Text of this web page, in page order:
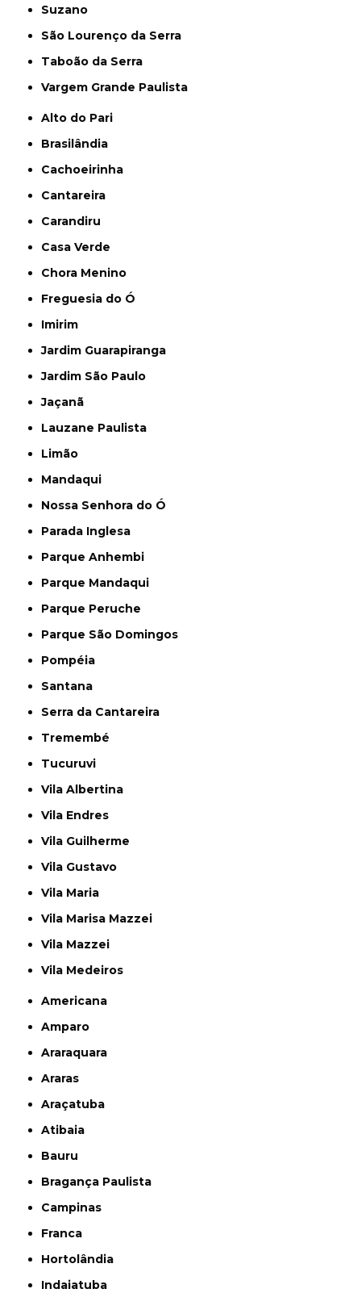
Suzano
São Lourenço da Serra
Taboão da Serra
Vargem Grande Paulista
Alto do Pari
Brasilândia
Cachoeirinha
Cantareira
Carandiru
Casa Verde
Chora Menino
Freguesia do Ó
Imirim
Jardim Guarapiranga
Jardim São Paulo
Jaçanã
Lauzane Paulista
Limão
Mandaqui
Nossa Senhora do Ó
Parada Inglesa
Parque Anhembi
Parque Mandaqui
Parque Peruche
Parque São Domingos
Pompéia
Santana
Serra da Cantareira
Tremembé
Tucuruvi
Vila Albertina
Vila Endres
Vila Guilherme
Vila Gustavo
Vila Maria
Vila Marisa Mazzei
Vila Mazzei
Vila Medeiros
Americana
Amparo
Araraquara
Araras
Araçatuba
Atibaia
Bauru
Bragança Paulista
Campinas
Franca
Hortolândia
Indaiatuba